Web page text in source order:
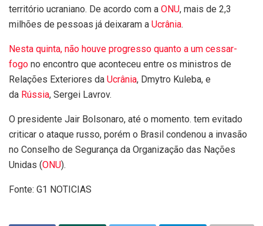
território ucraniano. De acordo com a ONU, mais de 2,3
milhões de pessoas já deixaram a Ucrânia.
Nesta quinta, não houve progresso quanto a um cessar-
fogo no encontro que aconteceu entre os ministros de
Relações Exteriores da Ucrânia, Dmytro Kuleba, e
da Rússia, Sergei Lavrov.
O presidente Jair Bolsonaro, até o momento. tem evitado
criticar o ataque russo, porém o Brasil condenou a invasão
no Conselho de Segurança da Organização das Nações
Unidas (ONU).
Fonte: G1 NOTICIAS